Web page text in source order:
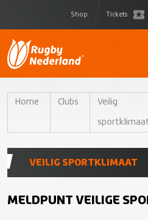
Shop Tickets
Home Clubs Veilig
VEILIG SPORTKLIMAAT
Meldpunt Veilige Sport
MELDPUNT VEILIGE